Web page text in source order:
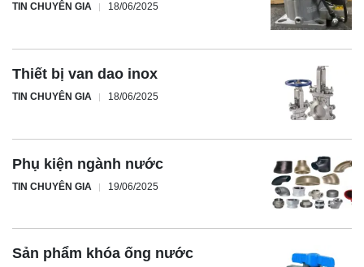
TIN CHUYÊN GIA 18/06/2025
Thiết bị van dao inox
TIN CHUYÊN GIA 18/06/2025
Phụ kiện ngành nước
TIN CHUYÊN GIA 19/06/2025
Sản phẩm khóa ống nước